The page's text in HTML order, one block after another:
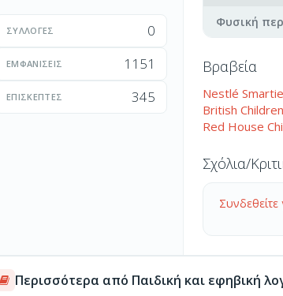
ΣΥΛΛΟΓΈΣ 0
ΕΜΦΑΝΊΣΕΙΣ 1151
ΕΠΙΣΚΈΠΤΕΣ 345
Φυσική
Βραβεία
Nestlé
British
Red House
Σχόλια/
Συνδεθείτε
Περισσότερα από Παιδική και εφηβική